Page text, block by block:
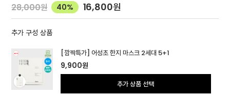
28,000원 40% 16,800원
추가 구성 상품
[깜짝특가] 어성초 한지 마스크 2세대 5+1
9,900원
추가 상품 선택